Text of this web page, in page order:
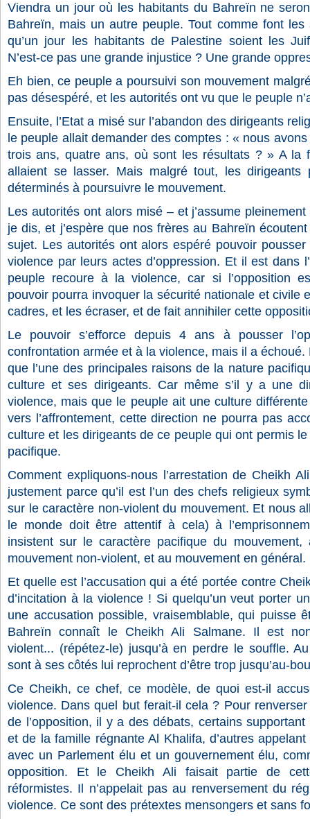
Viendra un jour où les habitants du Bahreïn ne
Bahreïn, mais un autre peuple. Tout comme font
qu’un jour les habitants de Palestine soient les
N’est-ce pas une grande injustice ? Une grande
Eh bien, ce peuple a poursuivi son mouvement
pas désespéré, et les autorités ont vu que le peuple
Ensuite, l’Etat a misé sur l’abandon des dirigeants
le peuple allait demander des comptes : « nous
trois ans, quatre ans, où sont les résultats ? » A la
allaient se lasser. Mais malgré tout, les dirigeants
déterminés à poursuivre le mouvement.
Les autorités ont alors misé – et j’assume
je dis, et j’espère que nos frères au Bahreïn
sujet. Les autorités ont alors espéré pouvoir
violence par leurs actes d’oppression. Et il est dans
peuple recoure à la violence, car si l’opposition
pouvoir pourra invoquer la sécurité nationale et civile
cadres, et les écraser, et de fait annihiler cette
Le pouvoir s’efforce depuis 4 ans à pousser
confrontation armée et à la violence, mais il a
que l’une des principales raisons de la nature
culture et ses dirigeants. Car même s’il y a une
violence, mais que le peuple ait une culture
vers l’affrontement, cette direction ne pourra pas
culture et les dirigeants de ce peuple qui ont permis
pacifique.
Comment expliquons-nous l’arrestation de Cheikh
justement parce qu’il est l’un des chefs religieux
sur le caractère non-violent du mouvement. Et nous
le monde doit être attentif à cela) à
insistent sur le caractère pacifique du
mouvement non-violent, et au mouvement en général.
Et quelle est l’accusation qui a été portée contre
d’incitation à la violence ! Si quelqu’un veut porter
une accusation possible, vraisemblable, qui puisse
Bahreïn connaît le Cheikh Ali Salmane. Il est
violent... (répétez-le) jusqu’à en perdre le souffle.
sont à ses côtés lui reprochent d’être trop jusqu’au-
Ce Cheikh, ce chef, ce modèle, de quoi est-il
violence. Dans quel but ferait-il cela ? Pour
de l’opposition, il y a des débats, certains
et de la famille régnante Al Khalifa, d’autres
avec un Parlement élu et un gouvernement élu,
opposition. Et le Cheikh Ali faisait partie de
réformistes. Il n’appelait pas au renversement du
violence. Ce sont des prétextes mensongers et sans